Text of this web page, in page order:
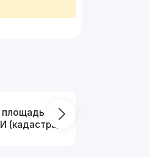
площадь
(кадастра)?